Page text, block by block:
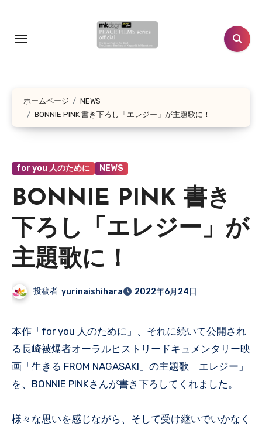
ホームページ
NEWS
BONNIE PINK 書き下ろし「エレジー」が主題歌に！
for you 人のために NEWS
BONNIE PINK 書き
下ろし「エレジー」が
主題歌に！
投稿者 yurinaishihara 2022年6月24日
本作「for you 人のために」、それに続いて公開され
る長崎被爆者オーラルヒストリードキュメンタリー映
画「生きる FROM NAGASAKI」の主題歌「エレジー」
を、BONNIE PINKさんが書き下ろしてくれました。
様々な思いを感じながら、そして受け継いでいかなく